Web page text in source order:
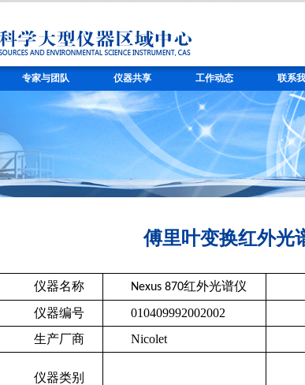
专家与团队 仪器共享 工作动态 联系
傅里叶变换红外光
仪器名称 Nexus 870红外光谱仪
仪器编号
010409992002002
生产厂商
Nicolet
仪器类别